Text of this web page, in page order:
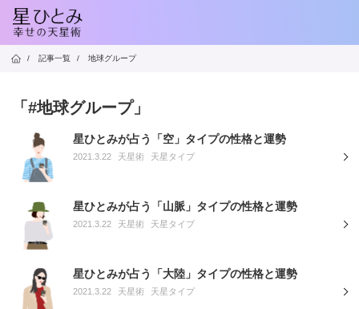
/ 記事一覧 / 地球グループ
「#地球グループ」
星ひとみが占う「空」タイプの性格と運勢
2021.3.22 天星術 天星タイプ
星ひとみが占う「山脈」タイプの性格と運勢
2021.3.22 天星術 天星タイプ
星ひとみが占う「大陸」タイプの性格と運勢
2021.3.22 天星術 天星タイプ